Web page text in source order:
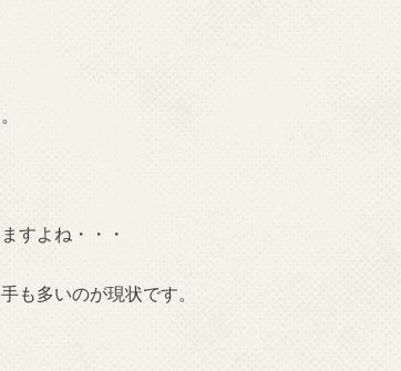
すよね・・・
も多いのが現状です。